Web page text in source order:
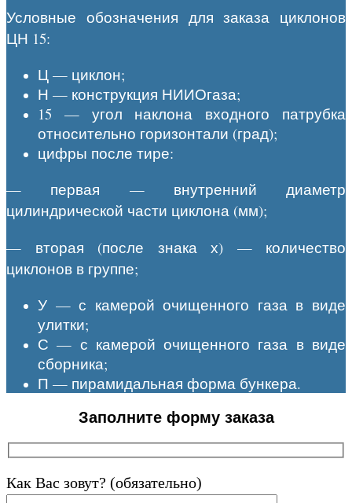
Условные обозначения для заказа циклонов
ЦН 15:
Ц — циклон;
Н — конструкция НИИОгаза;
15 — угол наклона входного патрубка
относительно горизонтали (град);
цифры после тире:
— первая — внутренний диаметр
цилиндрической части циклона (мм);
— вторая (после знака х) — количество
циклонов в группе;
У — с камерой очищенного газа в виде
улитки;
С — с камерой очищенного газа в виде
сборника;
П — пирамидальная форма бункера.
Заполните форму заказа
Как Вас зовут? (обязательно)